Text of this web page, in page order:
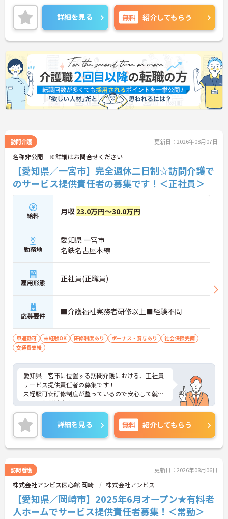
詳細を見る 無料 紹介してもらう
訪問介護 更新日：2026年08月07日
名称非公開 ※詳細はお問合せください
【愛知県／一宮市】完全週休二日制☆訪問介護で
のサービス提供責任者の募集です！＜正社員＞
給料 月収 23.0万円～30.0万円
勤務地
愛知県 一宮市
名鉄名古屋本線
雇用形態 正社員(正職員)
応募要件 ■介護福祉実務者研修以上■経験不問
車通勤可 未経験OK 研修制度あり ボーナス・賞与あり
社会保険完備
交通費支給
愛知県一宮市に位置する訪問介護における、正社員
サービス提供責任者の募集です！
未経験可☆研修制度が整っているので安心して就業
していただけます！
ご興味ある方には、面接対策ポイントなど、さらに
詳細をお話しいたしますのでお気軽にご相談くださ
い。
詳細を見る 無料 紹介してもらう
訪問看護 更新日：2026年08月06日
株式会社アンビス医心館 岡崎 株式会社アンビス
【愛知県／岡崎市】2025年6月オープン★有料老
人ホームでサービス提供責任者募集！＜常勤＞